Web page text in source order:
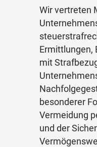
Wir vertreten
Ermittlungen,
mit
besonderer
Vermeidung
und der